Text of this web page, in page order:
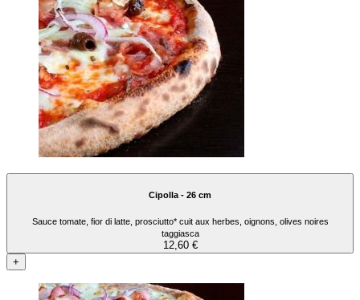
Cipolla - 26 cm
Sauce tomate, fior di latte, prosciutto* cuit aux herbes, oignons, olives noires
taggiasca
12,60 €
+